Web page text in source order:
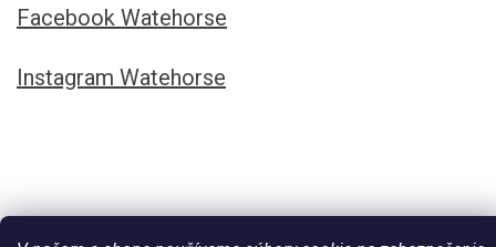
Facebook Watehorse
Instagram Watehorse